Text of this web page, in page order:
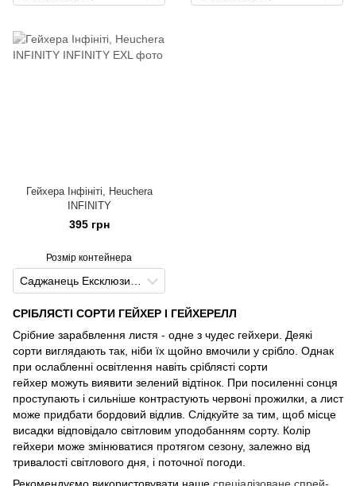
Гейхера Інфініті, Heuchera
INFINITY
395 грн
Розмір контейнера
СРІБЛЯСТІ СОРТИ ГЕЙХЕР І ГЕЙХЕРЕЛЛ
Срібние зарабвлення листя - одне з чудес гейхери. Деякі
сорти виглядають так, ніби їх щойно вмочили у срібло. Однак
при ослабленні освітлення навіть сріблясті сорти
гейхер можуть виявити зелений відтінок. При посиленні сонця
проступають і сильніше контрастують червоні прожилки, а лист
може придбати бордовий відлив. Слідкуйте за тим, щоб місце
висадки відповідало світловим уподобанням сорту. Колір
гейхери може змінюватися протягом сезону, залежно від
тривалості світлового дня, і поточної погоди.
Рекомендуємо використовувати наше спеціалізоване спрей-